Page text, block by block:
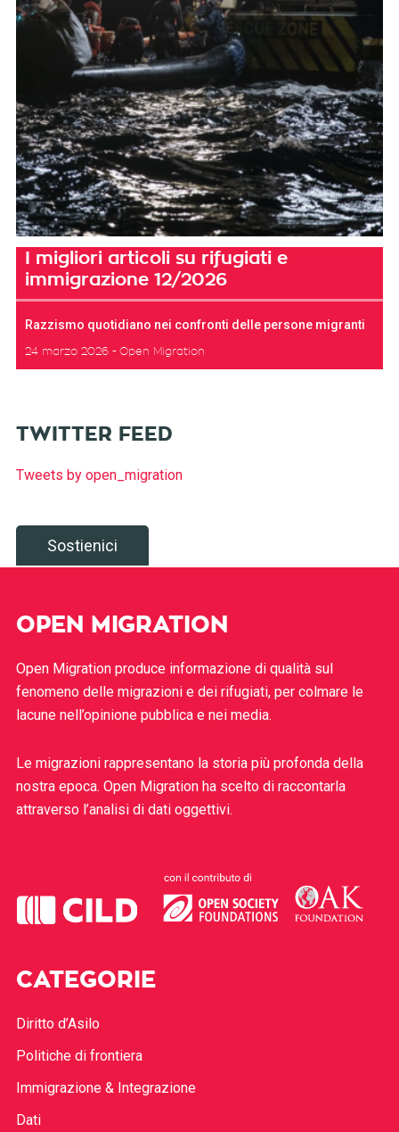
I migliori articoli su rifugiati e
immigrazione 12/2026
Razzismo quotidiano nei confronti delle persone migranti
24 marzo 2026 Open Migration
TWITTER FEED
Tweets by open_migration
Sostienici
OPEN MIGRATION
Open Migration produce informazione di qualità sul
fenomeno delle migrazioni e dei rifugiati, per colmare le
lacune nell’opinione pubblica e nei media.
Le migrazioni rappresentano la storia più profonda della
nostra epoca. Open Migration ha scelto di raccontarla
attraverso l’analisi di dati oggettivi.
CATEGORIE
Diritto d’Asilo
Politiche di frontiera
Immigrazione & Integrazione
Dati